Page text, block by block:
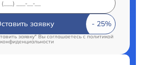
заявку
заявку" Вы соглашаетесь c политикой
конфиденциальности